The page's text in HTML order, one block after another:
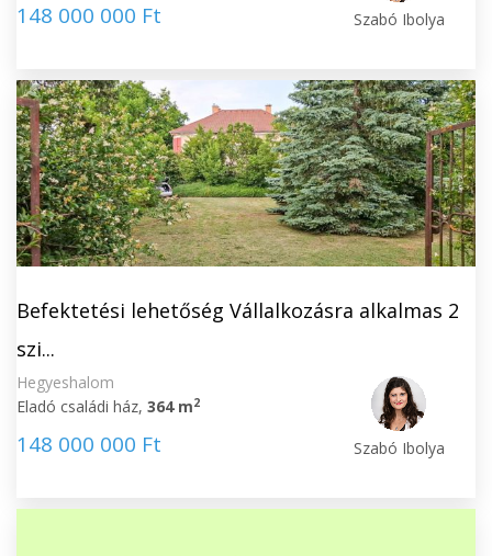
148 000 000 Ft Szabó Ibolya
Befektetési lehetőség Vállalkozásra alkalmas 2
szi...
Hegyeshalom
Eladó családi ház, 364 m2
148 000 000 Ft Szabó Ibolya